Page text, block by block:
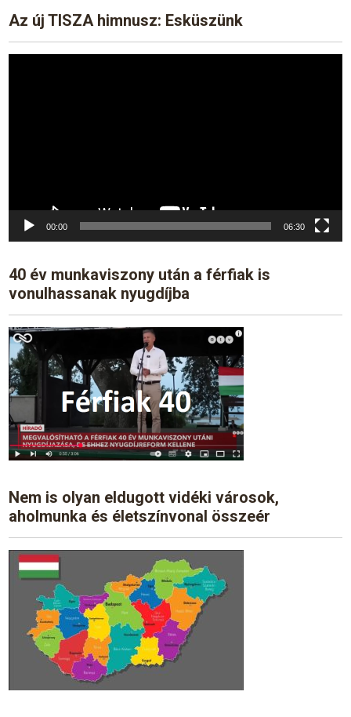
Az új TISZA himnusz: Esküszünk
00:00 06:30
40 év munkaviszony után a férfiak is
vonulhassanak nyugdíjba
Nem is olyan eldugott vidéki városok,
aholmunka és életszínvonal összeér